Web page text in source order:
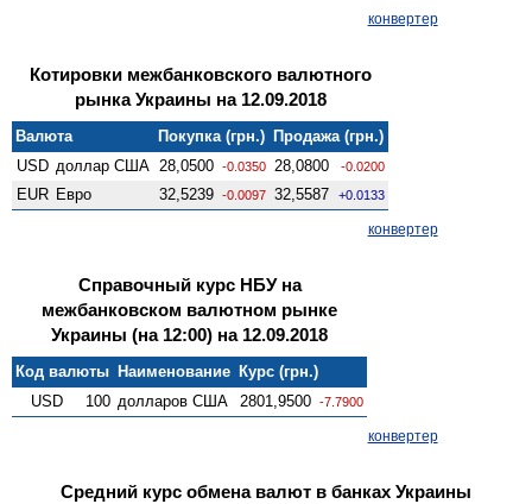
конвертер
Котировки межбанковского валютного
рынка Украины на 12.09.2018
Валюта Покупка (грн.) Продажа (грн.)
USD доллар США 28,0500 -0.0350 28,0800 -0.0200
EUR Евро 32,5239 -0.0097 32,5587 +0.0133
конвертер
Справочный курс НБУ на
межбанковском валютном рынке
Украины (на 12:00) на 12.09.2018
Код валюты Наименование Курс (грн.)
USD
100 долларов США 2801,9500 -7.7900
конвертер
Средний курс обмена валют в банках Украины